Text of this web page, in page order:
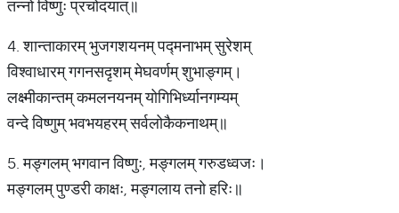
तन्नो विष्णुः प्रचोदयात्॥
4. शान्ताकारम् भुजगशयनम् पद्मनाभम् सुरेशम्
विश्वाधारम् गगनसदृशम् मेघवर्णम् शुभाङ्गम्।
लक्ष्मीकान्तम् कमलनयनम् योगिभिर्ध्यानगम्यम्
वन्दे विष्णुम् भवभयहरम् सर्वलोकैकनाथम्॥
5. मङ्गलम् भगवान विष्णुः, मङ्गलम् गरुडध्वजः।
मङ्गलम् पुण्डरी काक्षः, मङ्गलाय तनो हरिः॥